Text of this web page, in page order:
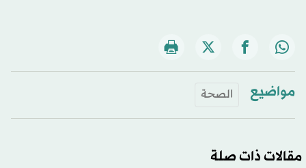
مواضيع الصحة
مقالات ذات صلة